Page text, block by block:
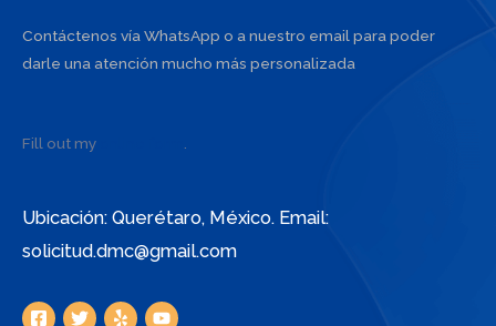
Contáctenos vía WhatsApp o a nuestro email para poder
darle una atención mucho más personalizada
Fill out my .
Ubicación: Querétaro, México. Email:
solicitud.dmc@gmail.com